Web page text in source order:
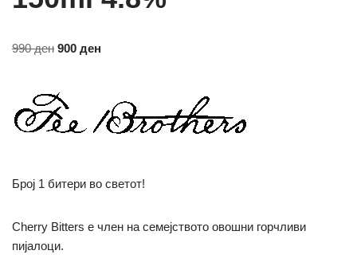
990ден 900 ден
Број 1 битери во светот!
Cherry Bitters е член на семејството овошни горчливи
пијалоци.